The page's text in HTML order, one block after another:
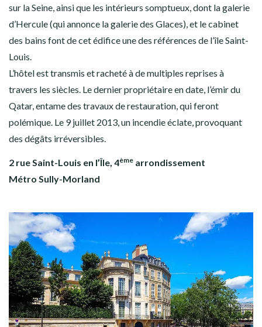
sur la Seine, ainsi que les intérieurs somptueux, dont la galerie
d’Hercule (qui annonce la galerie des Glaces), et le cabinet
des bains font de cet édifice une des références de l’île Saint-
Louis.
L’hôtel est transmis et racheté à de multiples reprises à
travers les siècles. Le dernier propriétaire en date, l’émir du
Qatar, entame des travaux de restauration, qui feront
polémique. Le 9 juillet 2013, un incendie éclate, provoquant
des dégâts irréversibles.
2 rue Saint-Louis en l’Île, 4ème arrondissement
Métro Sully-Morland